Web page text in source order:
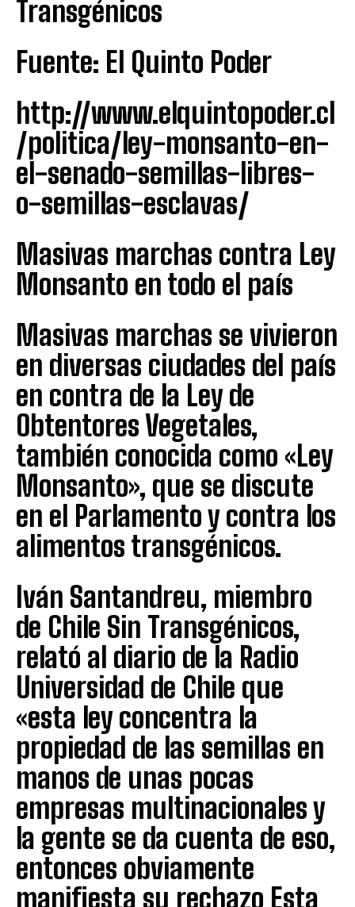
Transgénicos
Fuente: El Quinto Poder
http://www.elquintopoder.cl
/politica/ley-monsanto-en-
el-senado-semillas-libres-
o-semillas-esclavas/
Masivas marchas contra Ley
Monsanto en todo el país
Masivas marchas se vivieron
en diversas ciudades del país
en contra de la Ley de
Obtentores Vegetales,
también conocida como «Ley
Monsanto», que se discute
en el Parlamento y contra los
alimentos transgénicos.
Iván Santandreu, miembro
de Chile Sin Transgénicos,
relató al diario de la Radio
Universidad de Chile que
«esta ley concentra la
propiedad de las semillas en
manos de unas pocas
empresas multinacionales y
la gente se da cuenta de eso,
entonces obviamente
manifiesta su rechazo Esta